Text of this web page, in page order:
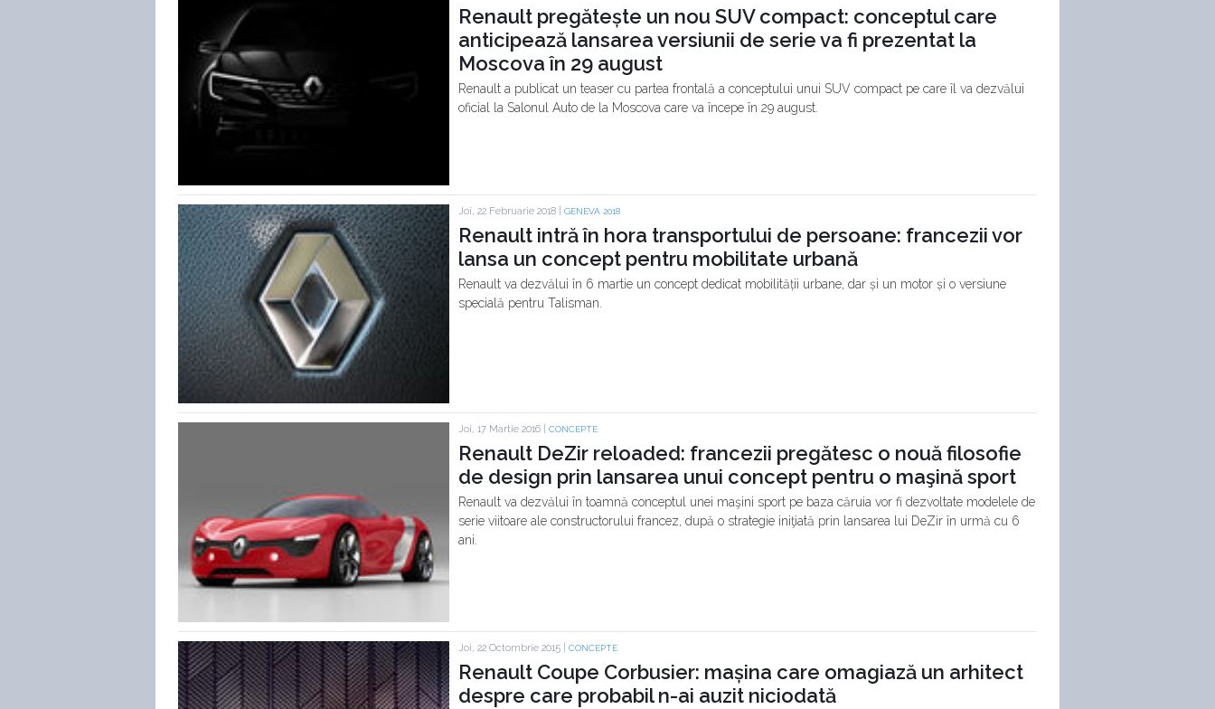
Renault pregătește un nou SUV compact: conceptul care
anticipează lansarea versiunii de serie va fi prezentat la
Moscova în 29 august
Renault a publicat un teaser cu partea frontală a conceptului unui SUV compact pe care îl va dezvălui
oficial la Salonul Auto de la Moscova care va începe în 29 august.
Joi, 22 Februarie 2018 | GENEVA 2018
Renault intră în hora transportului de persoane: francezii vor
lansa un concept pentru mobilitate urbană
Renault va dezvălui în 6 martie un concept dedicat mobilității urbane, dar și un motor și o versiune
specială pentru Talisman.
Joi, 17 Martie 2016 | CONCEPTE
Renault DeZir reloaded: francezii pregătesc o nouă filosofie
de design prin lansarea unui concept pentru o maşină sport
Renault va dezvălui în toamnă conceptul unei maşini sport pe baza căruia vor fi dezvoltate modelele de
serie viitoare ale constructorului francez, după o strategie iniţiată prin lansarea lui DeZir în urmă cu 6
ani.
Joi, 22 Octombrie 2015 | CONCEPTE
Renault Coupe Corbusier: mașina care omagiază un arhitect
despre care probabil n-ai auzit niciodată